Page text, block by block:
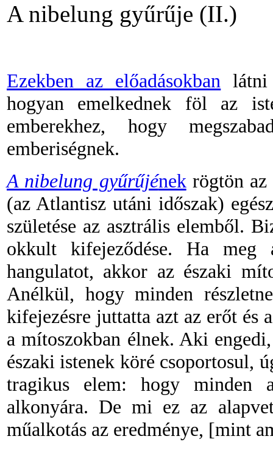
A nibelung gyűrűje (II.)
Ezekben az előadásokban látni
hogyan emelkednek föl az
emberekhez, hogy
emberiségnek.
A nibelung gyűrűjének rögtön
(az Atlantisz utáni időszak)
születése az asztrális elemből.
okkult kifejeződése. Ha meg
hangulatot, akkor az északi
Anélkül, hogy minden
kifejezésre juttatta azt az erőt és
a mítoszokban élnek. Aki
északi istenek köré csoportosul,
tragikus elem: hogy minden
alkonyára. De mi ez az
műalkotás az eredménye, [mint